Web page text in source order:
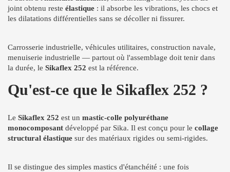
joint obtenu reste élastique : il absorbe les vibrations, les chocs et
les dilatations différentielles sans se décoller ni fissurer.
Carrosserie industrielle, véhicules utilitaires, construction navale,
menuiserie industrielle — partout où l'assemblage doit tenir dans
la durée, le Sikaflex 252 est la référence.
Qu'est-ce que le Sikaflex 252 ?
Le Sikaflex 252 est un mastic-colle polyuréthane
monocomposant développé par Sika. Il est conçu pour le collage
structural élastique sur des matériaux rigides ou semi-rigides.
Il se distingue des simples mastics d'étanchéité : une fois